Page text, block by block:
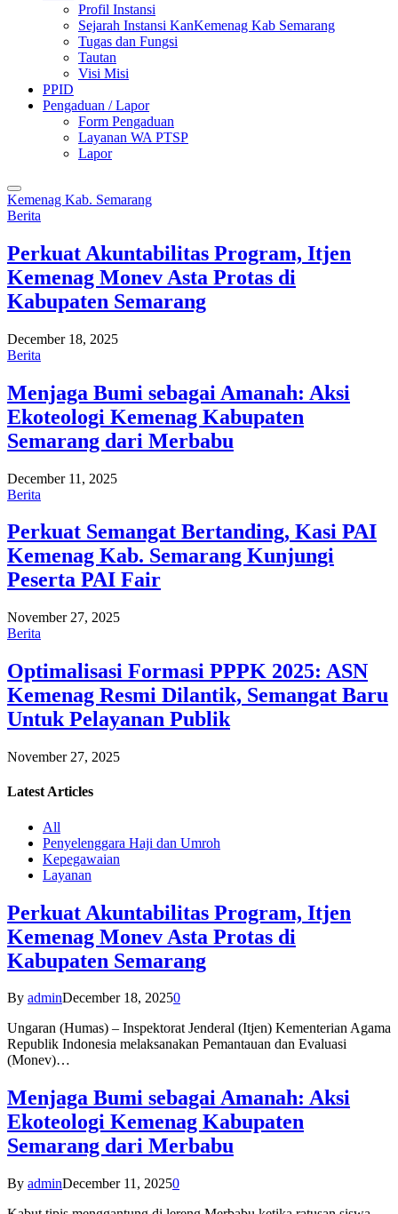
Profil Instansi
Sejarah Instansi KanKemenag Kab Semarang
Tugas dan Fungsi
Tautan
Visi Misi
PPID
Pengaduan / Lapor
Form Pengaduan
Layanan WA PTSP
Lapor
Kemenag Kab. Semarang
Berita
Perkuat Akuntabilitas Program, Itjen
Kemenag Monev Asta Protas di
Kabupaten Semarang
December 18, 2025
Berita
Menjaga Bumi sebagai Amanah: Aksi
Ekoteologi Kemenag Kabupaten
Semarang dari Merbabu
December 11, 2025
Berita
Perkuat Semangat Bertanding, Kasi PAI
Kemenag Kab. Semarang Kunjungi
Peserta PAI Fair
November 27, 2025
Berita
Optimalisasi Formasi PPPK 2025: ASN
Kemenag Resmi Dilantik, Semangat Baru
Untuk Pelayanan Publik
November 27, 2025
Latest Articles
All
Penyelenggara Haji dan Umroh
Kepegawaian
Layanan
Perkuat Akuntabilitas Program, Itjen
Kemenag Monev Asta Protas di
Kabupaten Semarang
By adminDecember 18, 20250
Ungaran (Humas) – Inspektorat Jenderal (Itjen) Kementerian Agama
Republik Indonesia melaksanakan Pemantauan dan Evaluasi
(Monev)…
Menjaga Bumi sebagai Amanah: Aksi
Ekoteologi Kemenag Kabupaten
Semarang dari Merbabu
By adminDecember 11, 20250